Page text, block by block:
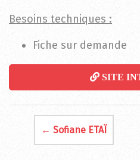
Besoins techniques :
Fiche sur demande
SITE
← Sofiane ETAÏ